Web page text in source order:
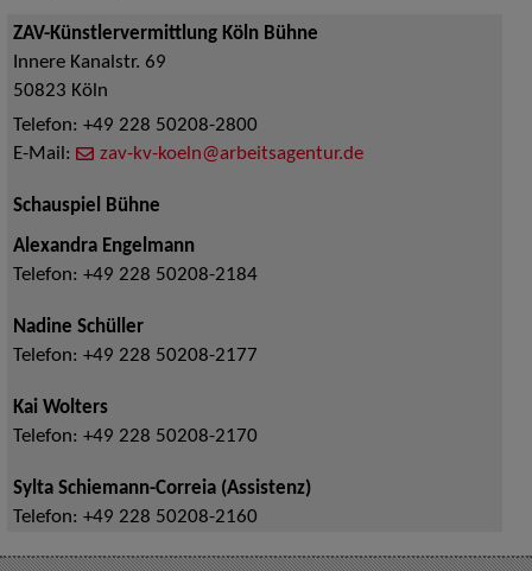
ZAV-Künstlervermittlung Köln Bühne
Innere Kanalstr. 69
50823 Köln
Telefon: +49 228 50208-2800
E-Mail:
zav-kv-koeln@arbeitsagentur.de
Schauspiel Bühne
Alexandra Engelmann
Telefon: +49 228 50208-2184
Nadine Schüller
Telefon: +49 228 50208-2177
Kai Wolters
Telefon: +49 228 50208-2170
Sylta Schiemann-Correia (Assistenz)
Telefon: +49 228 50208-2160